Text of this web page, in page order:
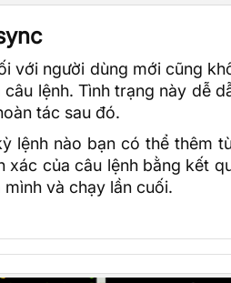
với người dùng mới cũng
lệnh. Tình trạng này dễ
tác sau đó.
lệnh nào bạn có thể thêm
xác của câu lệnh bằng kết
mình và chạy lần cuối.